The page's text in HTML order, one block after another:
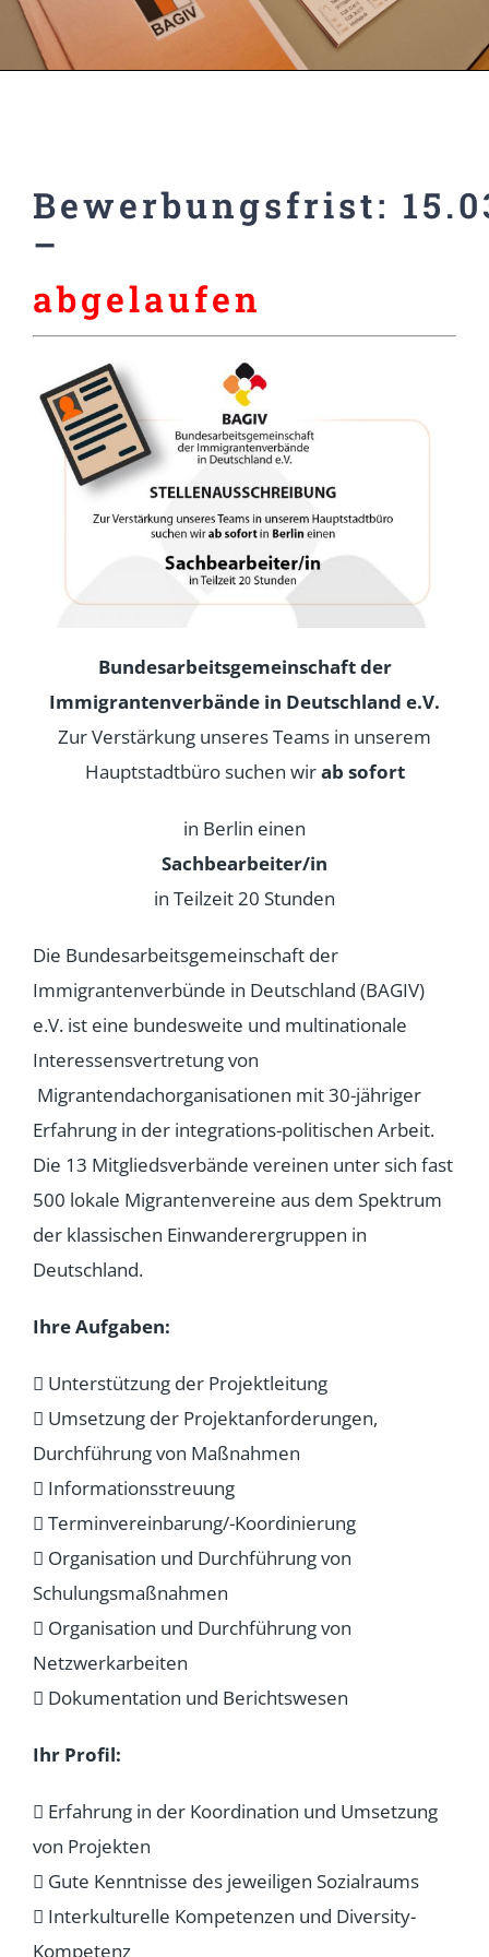
Bewerbungsfrist:
–
abgelaufen
Bundesarbeitsgemeinschaft der
Immigrantenverbände in Deutschland e.V.
Zur Verstärkung unseres Teams in unserem
Hauptstadtbüro suchen wirab sofort
in Berlin einen
Sachbearbeiter/in
in Teilzeit 20 Stunden
Die Bundesarbeitsgemeinschaft der
Immigrantenverbünde in Deutschland (BAGIV)
e.V. ist eine bundesweite und multinationale
Interessensvertretung von
Migrantendachorganisationen mit 30-jähriger
Erfahrung in der integrations-politischen Arbeit.
Die 13 Mitgliedsverbände vereinen unter sich fast
500 lokale Migrantenvereine aus dem Spektrum
der klassischen Einwanderergruppen in
Deutschland.
Ihre Aufgaben:
 Unterstützung der Projektleitung
 Umsetzung der Projektanforderungen,
Durchführung von Maßnahmen
 Informationsstreuung
 Terminvereinbarung/-Koordinierung
 Organisation und Durchführung von
Schulungsmaßnahmen
 Organisation und Durchführung von
Netzwerkarbeiten
 Dokumentation und Berichtswesen
Ihr Profil:
 Erfahrung in der Koordination und Umsetzung
von Projekten
 Gute Kenntnisse des jeweiligen Sozialraums
 Interkulturelle Kompetenzen und Diversity-
Kompetenz